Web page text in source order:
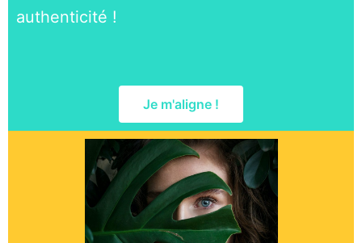
authenticité !
Je m'aligne !